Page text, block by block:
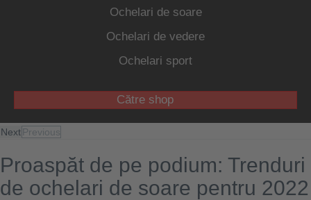
Ochelari de soare
Ochelari de vedere
Ochelari sport
Către shop
NextPrevious
Proaspăt de pe podium: Trenduri
de ochelari de soare pentru 2022